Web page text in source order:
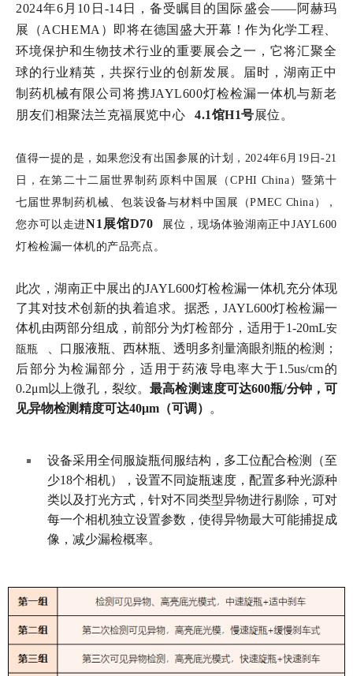
2024年6月10日-14日，备受瞩目的国际盛会——阿赫玛
展（ACHEMA）即将在德国盛大开幕！作为化学工程、
环境保护和生物技术行业的重要展会之一，它将汇聚全
球的行业精英，共探行业的创新发展。届时，湖南正中
制药机械有限公司将携JAYL600灯检检漏一体机与新老
朋友们相聚法兰克福展览中心 4.1馆H1号展位。
值得一提的是，如果您没有出国参展的计划，2024年6月19日-21
日，在第二十二届世界制药原料中国展（CPHI China）暨第十
七届世界制药机械、包装设备与材料中国展（PMEC China），
您亦可以走进N1展馆D70
展位，现场体验湖南正中JAYL600
灯检检漏一体机的产品亮点。
此次，湖南正中展出的JAYL600灯检检漏一体机充分体现
了其对技术创新的执着追求。据悉，JAYL600灯检检漏一
体机由两部分组成，前部分为灯检部分，适用于1-20mL安
瓿瓶
、口服液瓶、西林瓶、透明多剂量滴眼剂瓶的检测；
后部分为检漏部分，适用于药液导电率大于1.5us/cm的
0.2μm以上微孔，裂纹。最高检测速度可达600瓶/分钟，可
见异物检测精度可达40μm（可调）
。
设备采用全伺服旋瓶伺服结构，多工位配合检测（至
少18个相机），设置不同旋瓶速度，配置多种光源种
类以及打光方式，针对不同类型异物进行剔除，可对
每一个相机独立设置参数，使得异物最大可能捕捉成
像，减少漏检概率。